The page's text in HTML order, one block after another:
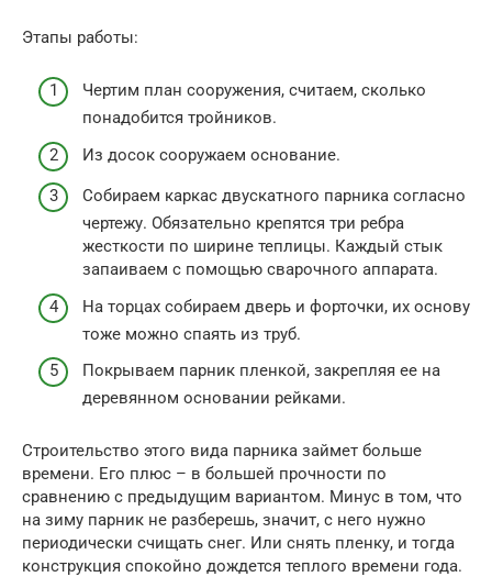
Этапы работы:
Чертим план сооружения, считаем, сколько
понадобится тройников.
Из досок сооружаем основание.
Собираем каркас двускатного парника согласно
чертежу. Обязательно крепятся три ребра
жесткости по ширине теплицы. Каждый стык
запаиваем с помощью сварочного аппарата.
На торцах собираем дверь и форточки, их основу
тоже можно спаять из труб.
Покрываем парник пленкой, закрепляя ее на
деревянном основании рейками.
Строительство этого вида парника займет больше
времени. Его плюс – в большей прочности по
сравнению с предыдущим вариантом. Минус в том, что
на зиму парник не разберешь, значит, с него нужно
периодически счищать снег. Или снять пленку, и тогда
конструкция спокойно дождется теплого времени года.